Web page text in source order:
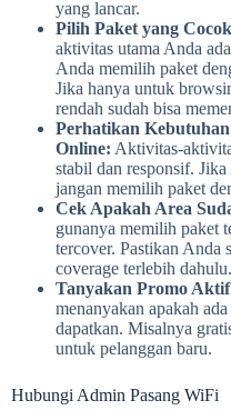
yang lancar.
Pilih Paket yang
aktivitas utama Anda
Anda memilih paket
Jika hanya untuk
rendah sudah bisa
Perhatikan
Online: Aktivitas-
stabil dan responsif.
jangan memilih paket
Cek Apakah Area
gunanya memilih paket
tercover. Pastikan Anda
coverage terlebih dahulu.
Tanyakan Promo
menanyakan apakah
dapatkan. Misalnya
untuk pelanggan baru.
Hubungi Admin Pasang WiFi